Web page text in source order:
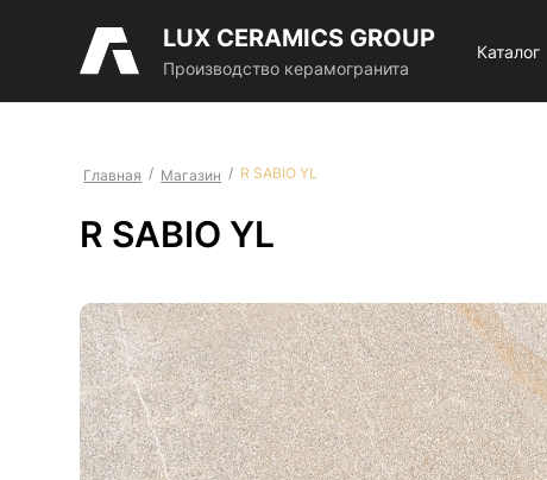
LUX CERAMICS GROUP
Производство керамогранита
Каталог
Главная / Магазин / R SABIO YL
R SABIO YL